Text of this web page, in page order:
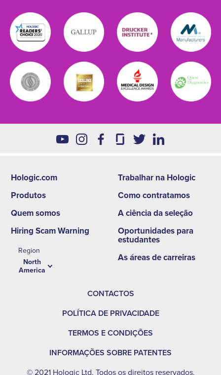
Hologic.com
Produtos
Quem somos
Hiring Scam Warning
Region
North
America
Footer
second
menu
NA
Trabalhar na Hologic
Como contratamos
A ciência da seleção
Oportunidades para
estudantes
As áreas de carreiras
CONTACTOS
POLÍTICA DE PRIVACIDADE
TERMOS E CONDIÇÕES
INFORMAÇÕES SOBRE PATENTES
© 2021 Hologic Ltd. Todos os direitos reservados.